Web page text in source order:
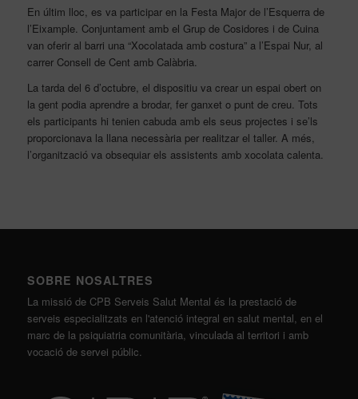
En últim lloc, es va participar en la Festa Major de l’Esquerra de
l’Eixample. Conjuntament amb el Grup de Cosidores i de Cuina
van oferir al barri una “Xocolatada amb costura” a l’Espai Nur, al
carrer Consell de Cent amb Calàbria.
La tarda del 6 d’octubre, el dispositiu va crear un espai obert on
la gent podia aprendre a brodar, fer ganxet o punt de creu. Tots
els participants hi tenien cabudaamb els seus projectes i se’ls
proporcionava la llana necessària per realitzar el taller. A més,
l’organització va obsequiar els assistents amb xocolata calenta.
SOBRE NOSALTRES
La missió de CPB Serveis Salut Mental és la prestació de
serveis especialitzats en l'atenció integral en salut mental, en el
marc de la psiquiatria comunitària, vinculada al territori i amb
vocació de servei públic.